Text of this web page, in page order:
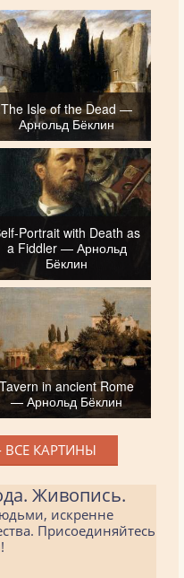
The Isle of the Dead —
Арнольд Бёклин
Portrait with Death as
a Fiddler — Арнольд
Бёклин
Tavern in ancient Rome
— Арнольд Бёклин
КАРТИНЫ
Живопись.
искренне
Присоединяйтесь